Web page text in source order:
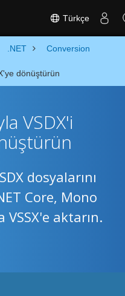
Türkçe
.NET Conversion
dönüştürün
VSDX'i
dosyalarını
Core, Mono
aktarın.